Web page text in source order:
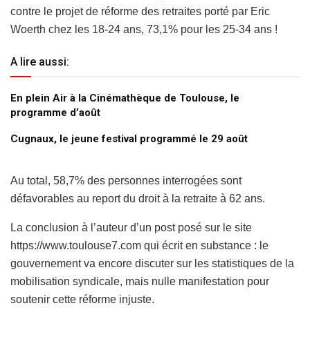
contre le projet de réforme des retraites porté par Eric
Woerth chez les 18-24 ans, 73,1% pour les 25-34 ans !
A lire aussi:
En plein Air à la Cinémathèque de Toulouse, le
programme d’août
Cugnaux, le jeune festival programmé le 29 août
Au total, 58,7% des personnes interrogées sont
défavorables au report du droit à la retraite à 62 ans.
La conclusion à l’auteur d’un post posé sur le site
https://www.toulouse7.com qui écrit en substance : le
gouvernement va encore discuter sur les statistiques de la
mobilisation syndicale, mais nulle manifestation pour
soutenir cette réforme injuste.